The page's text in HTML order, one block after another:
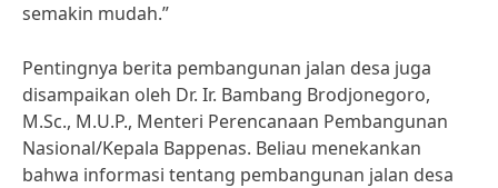
semakin mudah.”
Pentingnya berita pembangunan jalan desa juga
disampaikan oleh Dr. Ir. Bambang Brodjonegoro,
M.Sc., M.U.P., Menteri Perencanaan Pembangunan
Nasional/Kepala Bappenas. Beliau menekankan
bahwa informasi tentang pembangunan jalan desa